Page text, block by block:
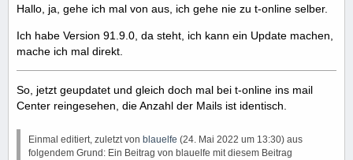
Hallo, ja, gehe ich mal von aus, ich gehe nie zu t-online selber.
Ich habe Version 91.9.0, da steht, ich kann ein Update machen,
mache ich mal direkt.
So, jetzt geupdatet und gleich doch mal bei t-online ins mail
Center reingesehen, die Anzahl der Mails ist identisch.
Einmal editiert, zuletzt von blauelfe (24. Mai 2022 um 13:30) aus
folgendem Grund: Ein Beitrag von blauelfe mit diesem Beitrag